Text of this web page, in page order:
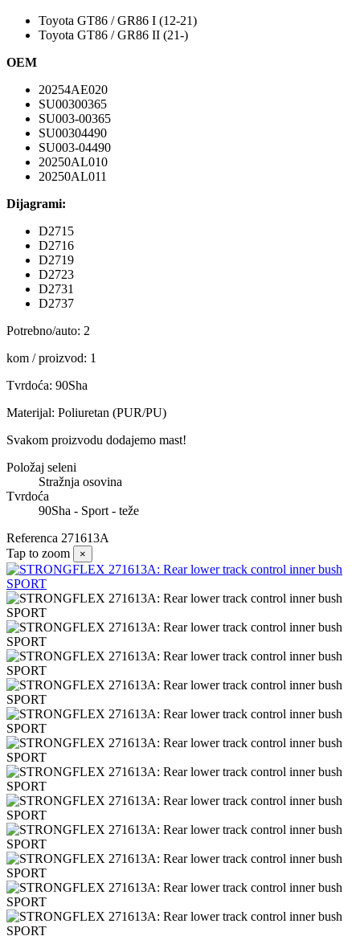
Toyota GT86 / GR86 I (12-21)
Toyota GT86 / GR86 II (21-)
OEM
20254AE020
SU00300365
SU003-00365
SU00304490
SU003-04490
20250AL010
20250AL011
Dijagrami:
D2715
D2716
D2719
D2723
D2731
D2737
Potrebno/auto: 2
kom / proizvod: 1
Tvrdoća: 90Sha
Materijal: Poliuretan (PUR/PU)
Svakom proizvodu dodajemo mast!
Položaj seleni
Stražnja osovina
Tvrdoća
90Sha - Sport - teže
Referenca 271613A
Tap to zoom
×